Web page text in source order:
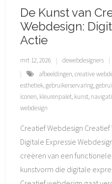
De Kunst van
Webdesign:
Actie
mrt 12, 2026 dewebdesigners
afbeeldingen,creative
esthetiek,gebruikerservaring,
iconen, kleurenpalet, kunst,
webdesign
Creatief Webdesign Creatief
Digitale Expressie
creëren van een
kunstvorm die digitale